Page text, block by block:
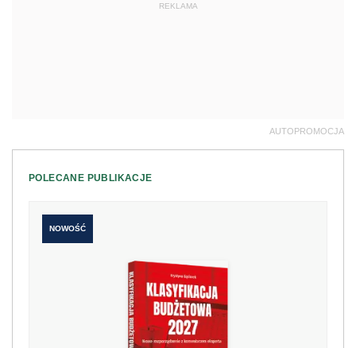
REKLAMA
AUTOPROMOCJA
POLECANE PUBLIKACJE
NOWOŚĆ